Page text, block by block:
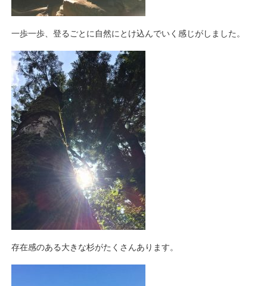
一歩一歩、登るごとに自然にとけ込んでいく感じがしました。
存在感のある大きな杉がたくさんあります。